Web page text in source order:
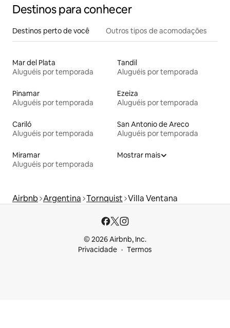
Destinos para conhecer
Destinos perto de você Outros tipos de acomodações
Mar del Plata
Aluguéis por temporada
Tandil
Aluguéis por temporada
Pinamar
Aluguéis por temporada
Ezeiza
Aluguéis por temporada
Cariló
Aluguéis por temporada
San Antonio de Areco
Aluguéis por temporada
Miramar
Aluguéis por temporada
Mostrar mais
Airbnb Argentina Tornquist Villa Ventana
© 2026 Airbnb, Inc.
Privacidade
Termos